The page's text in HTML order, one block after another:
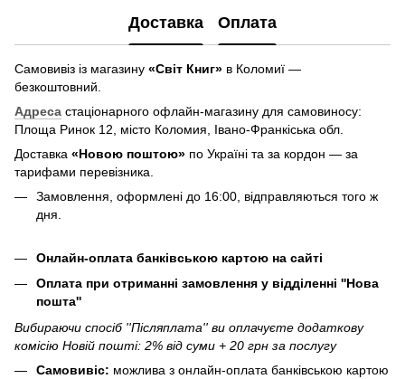
Доставка Оплата
Самовивіз із магазину «Світ Книг» в Коломиї —
безкоштовний.
Адреса стаціонарного офлайн-магазину для самовиносу:
Площа Ринок 12, місто Коломия, Івано-Франкіська обл.
Доставка «Новою поштою» по Україні та за кордон — за
тарифами перевізника.
Замовлення, оформлені до 16:00, відправляються того ж
дня.
Онлайн-оплата банківською картою на сайті
Оплата при отриманні замовлення у відділенні ''Нова
пошта''
Вибираючи спосіб ''Післяплата'' ви оплачуєте додаткову
комісію Новій пошті: 2% від суми + 20 грн за послугу
Самовивіс: можлива з онлайн-оплата банківською картою